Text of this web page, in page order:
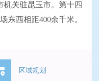
机关驻昆玉市。第十四
东西相距400余千米。
区域规划